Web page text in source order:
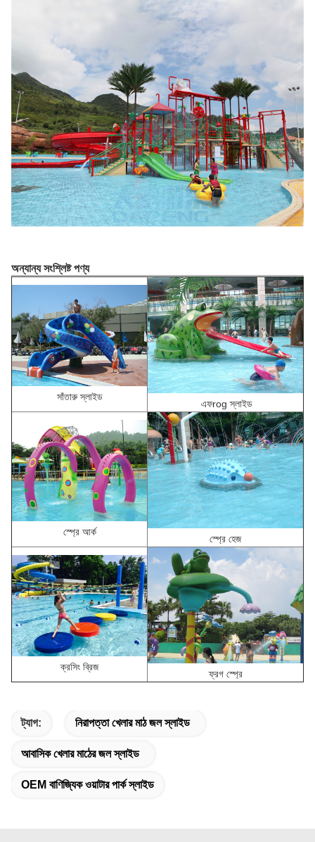
অন্যান্য সংশ্লিষ্ট পণ্য
সাঁতারু স্লাইড
এফrog স্লাইড
স্প্রে আর্ক
স্প্রে হেজ
ক্রসিং ব্রিজ
ফ্রগ স্প্রে
ট্যাগ: নিরাপত্তা খেলার মাঠ জল স্লাইড
আবাসিক খেলার মাঠের জল স্লাইড
OEM বাণিজ্যিক ওয়াটার পার্ক স্লাইড